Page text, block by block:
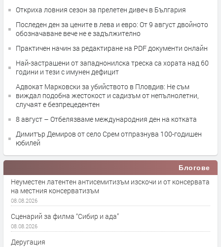
Откриха ловния сезон за прелетен дивеч в България
Последен ден за цените в лева и евро: От 9 август двойното
обозначаване вече не е задължително
Практичен начин за редактиране на PDF документи онлайн
Най-застрашени от западнонилска треска са хората над 60
години и тези с имунен дефицит
Адвокат Марковски за убийството в Пловдив: Не съм
виждал подобна жестокост и садизъм от непълнолетни,
случаят е безпрецедентен
8 август – Отбелязваме международния ден на котката
Димитър Демиров от село Срем отпразнува 100-годишен
юбилей
Блогове
Неуместен латентен антисемитизъм изскочи и от консервата
на местния консерватизъм
08.08.2026
Сценарий за филма “Сибир и ада”
08.08.2026
Деругация